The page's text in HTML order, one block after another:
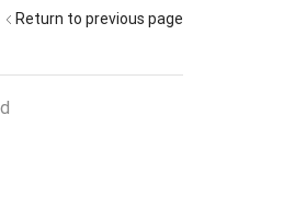
Return to previous page